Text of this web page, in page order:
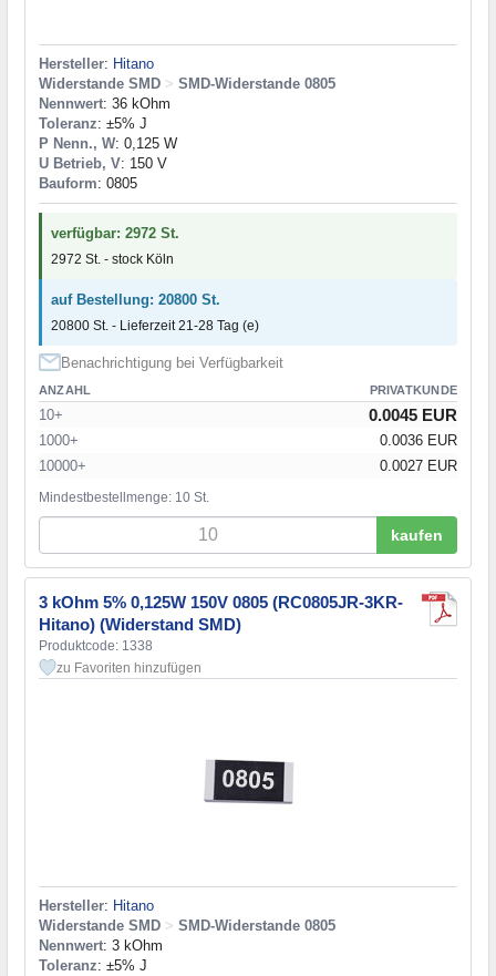
Hersteller: Hitano
Widerstande SMD > SMD-Widerstande 0805
Nennwert: 36 kOhm
Toleranz: ±5% J
P Nenn., W: 0,125 W
U Betrieb, V: 150 V
Bauform: 0805
verfügbar: 2972 St.
2972 St. - stock Köln
auf Bestellung: 20800 St.
20800 St. - Lieferzeit 21-28 Tag (e)
Benachrichtigung bei Verfügbarkeit
ANZAHL PRIVATKUNDE
10+ 0.0045 EUR
1000+
0.0036 EUR
10000+
0.0027 EUR
Mindestbestellmenge: 10 St.
kaufen
3 kOhm 5% 0,125W 150V 0805 (RC0805JR-3KR-
Hitano) (Widerstand SMD)
Produktcode: 1338
zu Favoriten hinzufügen
Hersteller: Hitano
Widerstande SMD > SMD-Widerstande 0805
Nennwert: 3 kOhm
Toleranz: ±5% J